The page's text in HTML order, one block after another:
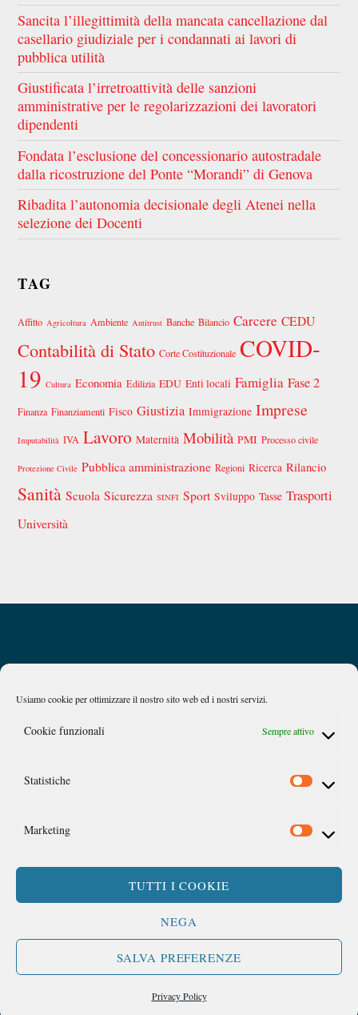
Usiamo cookie per ottimizzare il nostro sito web ed i nostri servizi.
Cookie funzionali Sempre attivo
Statistiche
Marketing
TUTTI I COOKIE
NEGA
SALVA PREFERENZE
Privacy Policy
Sancita l’illegittimità della mancata cancellazione dal
casellario giudiziale per i condannati ai lavori di
pubblica utilità
Giustificata l’irretroattività delle sanzioni
amministrative per le regolarizzazioni dei lavoratori
dipendenti
Fondata l’esclusione del concessionario autostradale
dalla ricostruzione del Ponte “Morandi” di Genova
Ribadita l’autonomia decisionale degli Atenei nella
selezione dei Docenti
TAG
Affitto Agricoltura Ambiente Antitrust Banche Bilancio Carcere CEDU
Contabilità di Stato Corte Costituzionale COVID-
19 Cultura Economia Edilizia EDU Enti locali Famiglia Fase 2
Finanza Finanziamenti Fisco Giustizia Immigrazione Imprese
Imputabilità IVA Lavoro Maternità Mobilità PMI Processo civile
Protezione Civile Pubblica amministrazione Regioni Ricerca Rilancio
Sanità Scuola Sicurezza SINFI Sport Sviluppo Tasse Trasporti
Università
Top
Privacy Policy Chi siamo
Caan
©Link Campus University
SEGUICI SU: